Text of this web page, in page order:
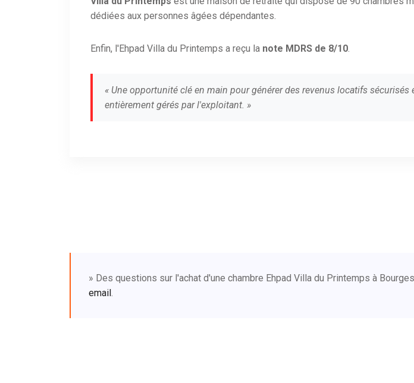
dédiées aux personnes âgées dépendantes.
Enfin, l'Ehpad Villa du Printemps a reçu la note MDRS de 8/10.
« Une opportunité clé en main pour générer des revenus locatifs sécurisés
entièrement gérés par l'exploitant. »
» Des questions sur l'achat d'une chambre Ehpad Villa du Printemps à
email.